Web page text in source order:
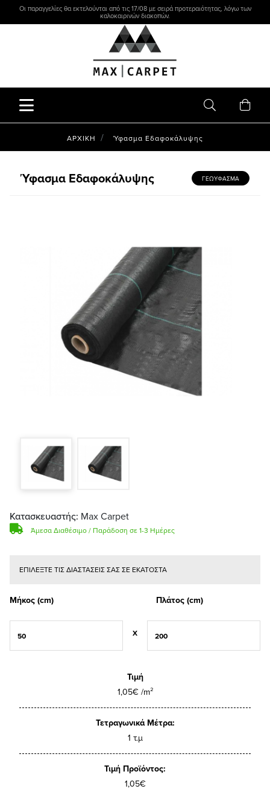
Οι παραγγελίες θα εκτελούνται από τις 17/08 με σειρά προτεραιότητας, λόγω των
καλοκαιρινών διακοπών.
ΑΡΧΙΚΗ Ύφασμα Εδαφοκάλυψης
Ύφασμα Εδαφοκάλυψης ΓΕΩΥΦΑΣΜΑ
Κατασκευαστής: Max Carpet
Άμεσα Διαθέσιμο / Παράδοση σε 1-3 Ημέρες
ΕΠΙΛΕΞΤΕ ΤΙΣ ΔΙΑΣΤΑΣΕΙΣ ΣΑΣ ΣΕ ΕΚΑΤΟΣΤΑ
Μήκος (cm) Πλάτος (cm)
X
Τιμή
1,05€ /m²
Τετραγωνικά Μέτρα:
1 τ.μ
Τιμή Προϊόντος:
1,05€